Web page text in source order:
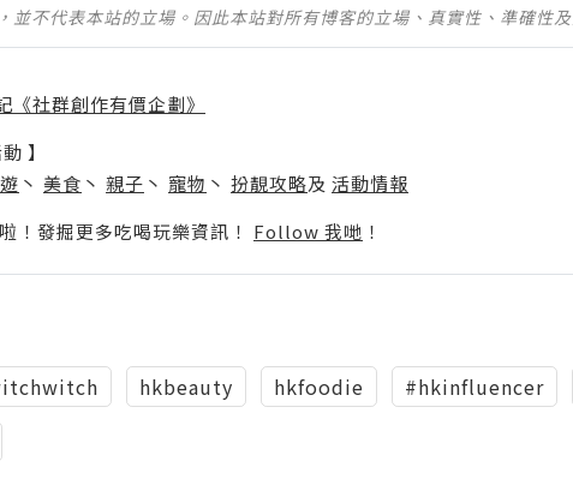
並不代表本站的立場。因此本站對所有博客的立場、真實性、準確性
《社群創作有價企劃》
】
丶 美食 丶 親子 丶 寵物 丶 扮靚攻略及 活動情報
發掘更多吃喝玩樂資訊！ Follow 我哋 ！
hkbeauty hkfoodie
#hkinfluencer